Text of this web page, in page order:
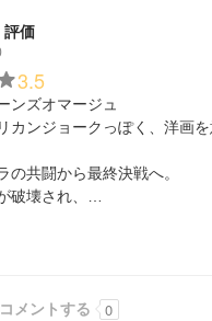
評価
3.5
ンズオマージュ
カンジョークっぽく、洋画
の共闘から最終決戦へ。
破壊され、…
コメントする 0